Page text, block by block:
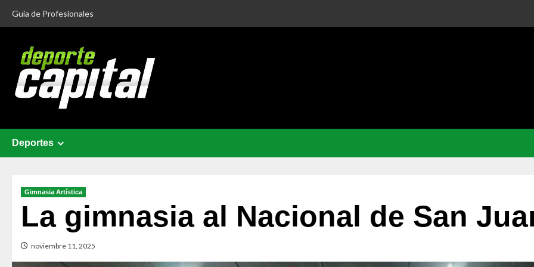
Guía de Profesionales
Deportes
Gimnasia Artística
La gimnasia al Nacional de San
noviembre 11, 2025